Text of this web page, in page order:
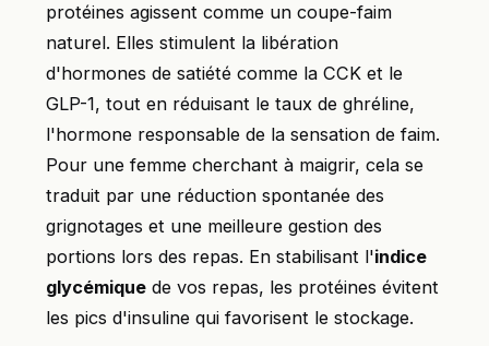
protéines agissent comme un coupe-faim
naturel. Elles stimulent la libération
d'hormones de satiété comme la CCK et le
GLP-1, tout en réduisant le taux de ghréline,
l'hormone responsable de la sensation de faim.
Pour une femme cherchant à maigrir, cela se
traduit par une réduction spontanée des
grignotages et une meilleure gestion des
portions lors des repas. En stabilisant l'indice
glycémique de vos repas, les protéines évitent
les pics d'insuline qui favorisent le stockage.